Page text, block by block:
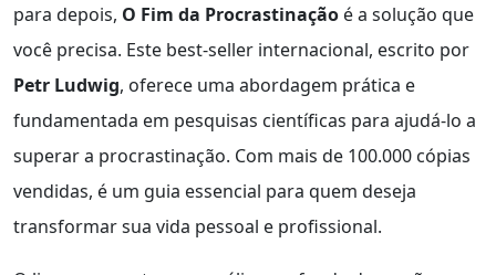
para depois, O Fim da Procrastinação é a solução que
você precisa. Este best-seller internacional, escrito por
Petr Ludwig, oferece uma abordagem prática e
fundamentada em pesquisas científicas para ajudá-lo a
superar a procrastinação. Com mais de 100.000 cópias
vendidas, é um guia essencial para quem deseja
transformar sua vida pessoal e profissional.